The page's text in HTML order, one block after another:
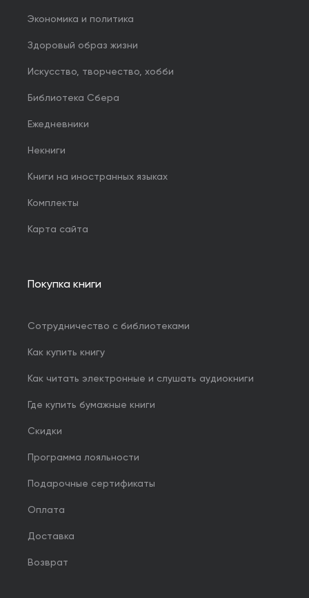
Экономика и политика
Здоровый образ жизни
Искусство, творчество, хобби
Библиотека Сбера
Ежедневники
Некниги
Книги на иностранных языках
Комплекты
Карта сайта
Покупка книги
Сотрудничество с библиотеками
Как купить книгу
Как читать электронные и слушать аудиокниги
Где купить бумажные книги
Скидки
Программа лояльности
Подарочные сертификаты
Оплата
Доставка
Возврат